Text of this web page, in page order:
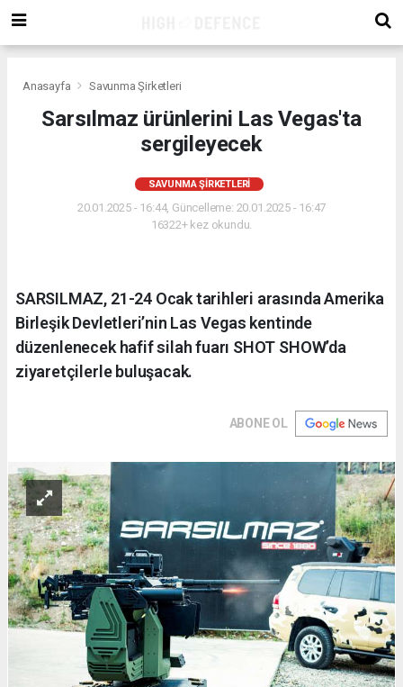
Anasayfa Savunma Şirketleri
Sarsılmaz ürünlerini Las Vegas'ta
sergileyecek
SAVUNMA ŞIRKETLERI
20.01.2025 - 16:44, Güncelleme: 20.01.2025 - 16:47
16322+ kez okundu.
SARSILMAZ, 21-24 Ocak tarihleri arasında Amerika
Birleşik Devletleri’nin Las Vegas kentinde
düzenlenecek hafif silah fuarı SHOT SHOW’da
ziyaretçilerle buluşacak.
ABONE OL